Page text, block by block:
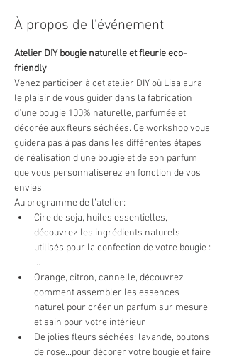
À propos de l'événement
Atelier DIY bougie naturelle et fleurie eco-
friendly
Venez participer à cet atelier DIY où Lisa aura
le plaisir de vous guider dans la fabrication
d’une bougie 100% naturelle, parfumée et
décorée aux fleurs séchées. Ce workshop vous
guidera pas à pas dans les différentes étapes
de réalisation d’une bougie et de son parfum
que vous personnaliserez en fonction de vos
envies.
Au programme de l’atelier:
Cire de soja, huiles essentielles,
découvrez les ingrédients naturels
utilisés pour la confection de votre bougie :
…
Orange, citron, cannelle, découvrez
comment assembler les essences
naturel pour créer un parfum sur mesure
et sain pour votre intérieur
De jolies fleurs séchées; lavande, boutons
de rose...pour décorer votre bougie et faire